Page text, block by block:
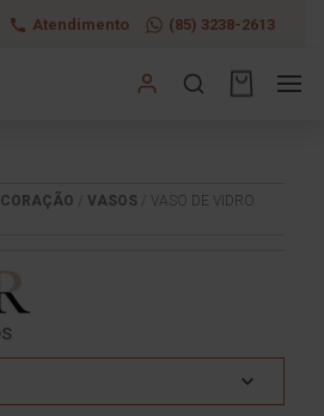
Atendimento (85) 3238-2613
/VASOS / VASO DE VIDRO